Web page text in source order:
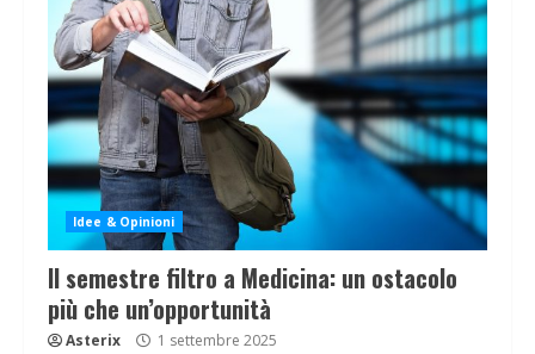
Idee & Opinioni
Il semestre filtro a Medicina: un ostacolo
più che un’opportunità
Asterix 1 settembre 2025